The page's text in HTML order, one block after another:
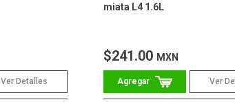
Ver Detalles
miata L4 1.6L
$241.00 MXN
Ver